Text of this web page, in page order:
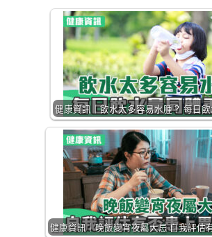
健康資訊｜飲水太多容易水腫？ 每日
健康資訊｜晚飯變宵夜屬大忌 自我評估